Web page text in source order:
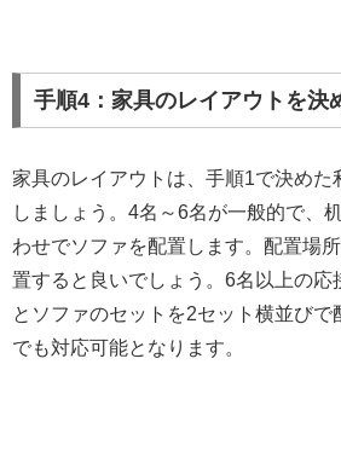
手順4：家具のレイアウトを決
家具のレイアウトは、手順1で決めた
しましょう。4名～6名が一般的で、
わせでソファを配置します。配置場
置すると良いでしょう。6名以上の応
とソファのセットを2セット横並びで
でも対応可能となります。